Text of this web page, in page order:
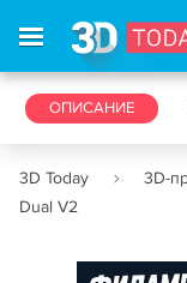
3D-ПРИНТЕРЫ
ОПИСАНИЕ
3D Today 3D-
Dual V2